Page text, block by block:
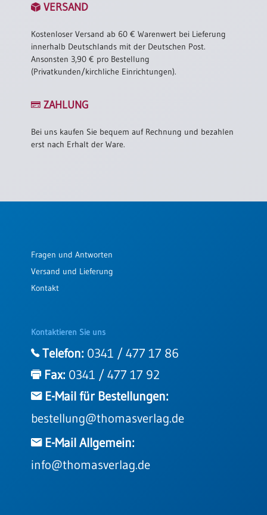
VERSAND
Kostenloser Versand ab 60 € Warenwert bei Lieferung
innerhalb Deutschlands mit der Deutschen Post.
Ansonsten 3,90 € pro Bestellung
(Privatkunden/kirchliche Einrichtungen).
ZAHLUNG
Bei uns kaufen Sie bequem auf Rechnung und bezahlen
erst nach Erhalt der Ware.
Fragen und Antworten
Versand und Lieferung
Kontakt
Kontaktieren Sie uns
Telefon: 0341 / 477 17 86
Fax: 0341 / 477 17 92
E-Mail für Bestellungen:
bestellung@thomasverlag.de
E-Mail Allgemein:
info@thomasverlag.de